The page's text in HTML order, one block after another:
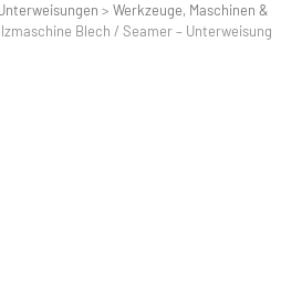
> Werkzeuge, Maschinen &
Blech / Seamer – Unterweisung